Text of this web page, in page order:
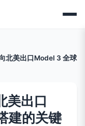
北美出口Model 3 全球
美出口
建的关键